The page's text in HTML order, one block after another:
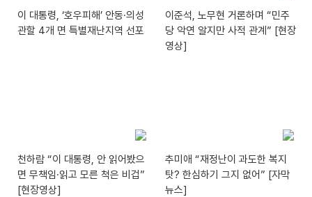
이 대통령, ‘호우피해’ 안동·의성
관할 4개 면 특별재난지역 선포
이준석, 노무현 거론하며 “민주
당 악연 알지만 사적 관계” [현장
영상]
천하람 “이 대통령, 안 읽어봤으
면 무책임·읽고 모른 척은 비겁”
[현장영상]
추미애 “재정난이 과도한 복지
탓? 한심하기 그지 없어” [자막
뉴스]